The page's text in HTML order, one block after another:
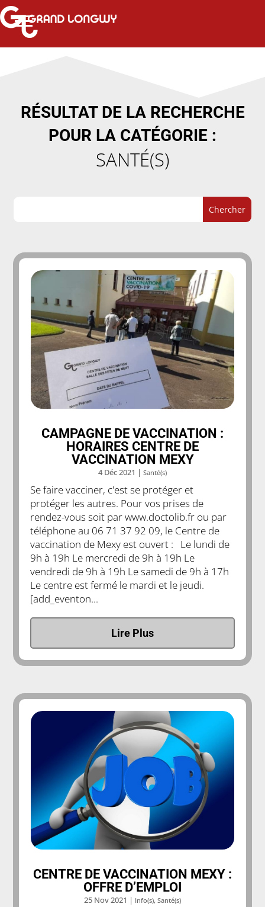
RÉSULTAT DE LA RECHERCHE
POUR LA CATÉGORIE :
SANTÉ(S)
CAMPAGNE DE VACCINATION :
HORAIRES CENTRE DE
VACCINATION MEXY
4 Déc 2021 Santé(s)
Se faire vacciner, c'est se protéger et
protéger les autres. Pour vos prises de
rendez-vous soit par www.doctolib.fr ou par
téléphone au 06 71 37 92 09, le Centre de
vaccination de Mexy est ouvert : Le lundi de
9h à 19h Le mercredi de 9h à 19h Le
vendredi de 9h à 19h Le samedi de 9h à 17h
Le centre est fermé le mardi et le jeudi.
[add_eventon...
Lire Plus
CENTRE DE VACCINATION MEXY :
OFFRE D’EMPLOI
25 Nov 2021 | Info(s), Santé(s)